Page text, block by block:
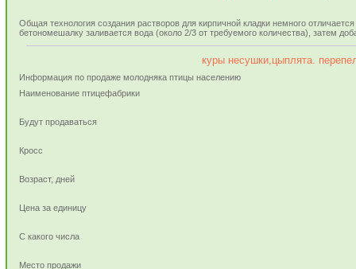
Общая технология создания растворов для кирпичной кладки немного
бетономешалку заливается вода (около 2/3 от требуемого количества), затем
куры несушки,цыплята.
Информация по продаже молодняка птицы населению
Наименование птицефабрики
Будут продаваться
Кросс
Возраст, дней
Цена за единицу
С какого числа
Место продажи